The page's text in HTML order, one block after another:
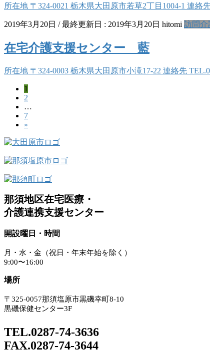
所在地 〒324-0021 栃木県大田原市若草2丁目1004-1 連
2019年3月20日 / 最終更新日 : 2019年3月20日 hitomi 訪問介
在宅介護支援センター 藍
所在地 〒324-0003 栃木県大田原市小滝17-22 連絡先
ビ
ゲ
ー
ョ
ン
ペ
ー
ジ
1
ペ
ー
ジ
2
…
ペ
ー
ジ
7
»
那須地区在宅医療・
介護連携支援センター
開設曜日・時間
月・水・金（祝日・年末年始を除く）
9:00〜16:00
場所
〒325-0057那須塩原市黒磯幸町8-10
黒磯保健センター3F
TEL.0287-74-3636
FAX.0287-74-3644